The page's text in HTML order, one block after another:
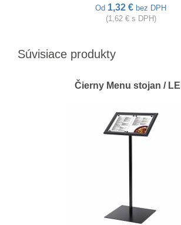
Od 1,32 € bez DPH
(1,62 € s DPH)
Súvisiace produkty
Čierny Menu stojan /